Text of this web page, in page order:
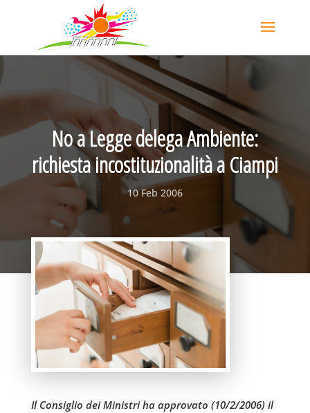
No a Legge delega Ambiente:
richiesta incostituzionalità a Ciampi
10 Feb 2006
Il Consiglio dei Ministri ha approvato (10/2/2006) il